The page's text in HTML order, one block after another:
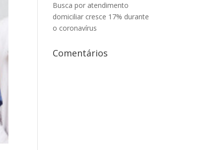
Busca por atendimento
domiciliar cresce 17% durante
o coronavírus
Comentários